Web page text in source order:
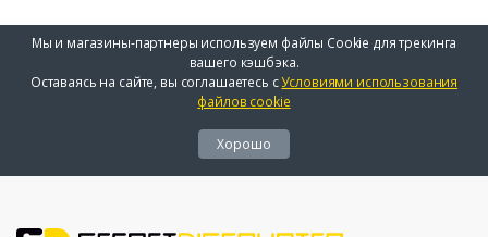
Мы и магазины-партнеры используем файлы Cookie для трекинга
вашего кэшбэка.
Оставаясь на сайте, вы соглашаетесь сУсловиями использования
файлов cookie
Хорошо